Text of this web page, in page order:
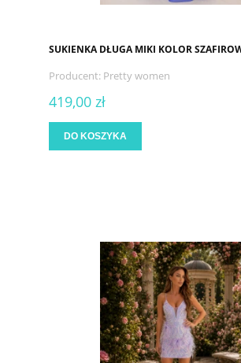
SUKIENKA DŁUGA MIKI KOLOR
Producent: Pretty women
419,00 zł
DO KOSZYKA